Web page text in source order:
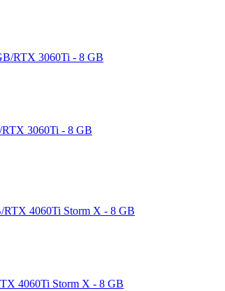
3060Ti - 8 GB
4060Ti Storm X - 8 GB